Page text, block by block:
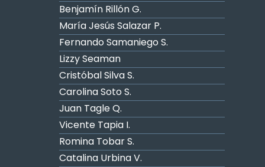
Benjamín Rillón G.
María Jesús Salazar P.
Fernando Samaniego S.
Lizzy Seaman
Cristóbal Silva S.
Carolina Soto S.
Juan Tagle Q.
Vicente Tapia I.
Romina Tobar S.
Catalina Urbina V.